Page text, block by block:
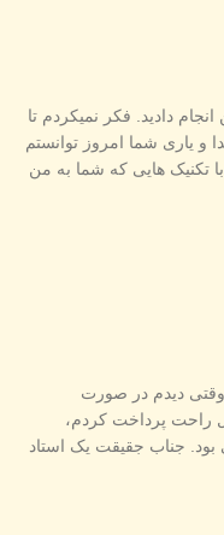
دادید. فکر نمیکردم تا
و یاری شما امروز توانستم
بیمه عمر را با تکنیک هایی که شما به من
وقتی دیدم در صورت
راحت پرداخت کردم،
جناب جقیقت یک استاد